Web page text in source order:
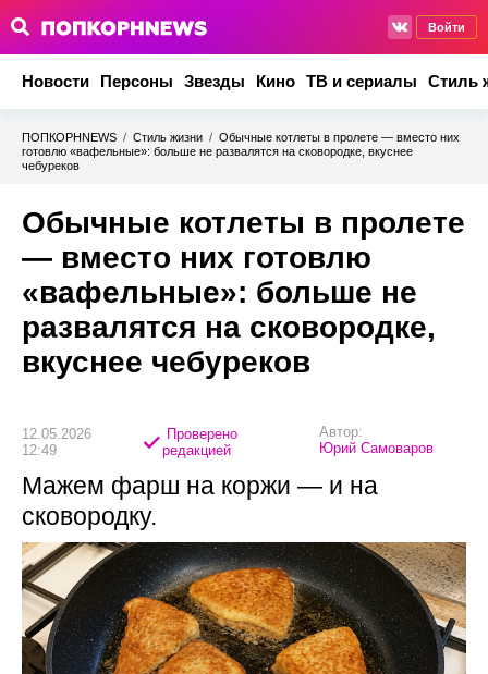
Войти
Новости Персоны Звезды Кино ТВ и сериалы Стиль
ПОПКОРНNEWS / Стиль жизни / Обычные котлеты в пролете — вместо них
готовлю «вафельные»: больше не развалятся на сковородке, вкуснее
чебуреков
Обычные котлеты в пролете
— вместо них готовлю
«вафельные»: больше не
развалятся на сковородке,
вкуснее чебуреков
12.05.2026
12:49
Проверено
редакцией
Автор:
Юрий Самоваров
Мажем фарш на коржи — и на
сковородку.